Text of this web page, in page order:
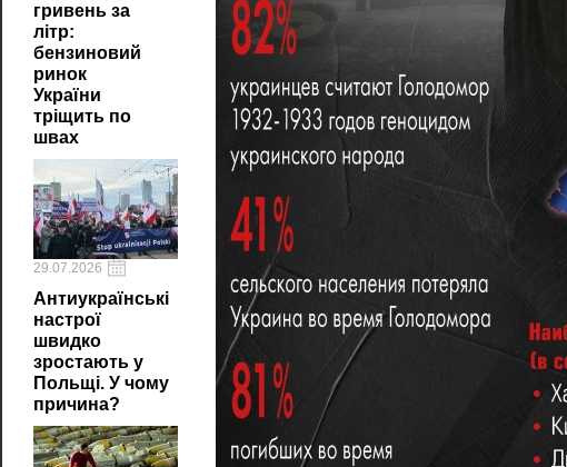
гривень за
літр:
бензиновий
ринок
України
тріщить по
швах
29.07.2026
Антиукраїнські
настрої
швидко
зростають у
Польщі. У чому
причина?